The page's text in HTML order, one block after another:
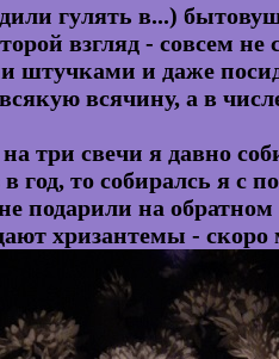
гулять в...)
взгляд - совсем
штучками и даже
всячину, а в
три свечи я давно
в год, то собиралсь я с
подарили на
хризантемы -